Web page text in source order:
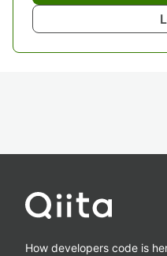
How developers code is